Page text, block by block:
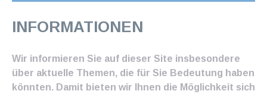
INFORMATIONEN
Wir informieren Sie auf dieser Site insbesondere
über aktuelle Themen, die für Sie Bedeutung haben
könnten. Damit bieten wir Ihnen die Möglichkeit sich